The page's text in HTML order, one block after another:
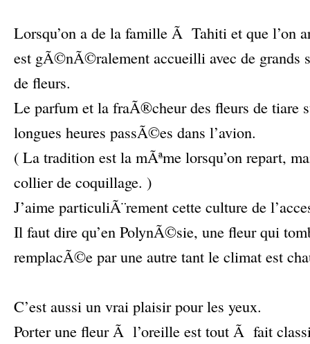
Lorsqu’on a de la famille Ã Tahiti et que
est gÃ©nÃ©ralement accueilli avec de
de fleurs.
Le parfum et la fraÃ®cheur des fleurs de tiare
longues heures passÃ©es dans l’avion.
( La tradition est la mÃªme lorsqu’on repart,
collier de coquillage. )
J’aime particuliÃ¨rement cette culture de
Il faut dire qu’en PolynÃ©sie, une fleur qui
remplacÃ©e par une autre tant le climat est
C’est aussi un vrai plaisir pour les yeux.
Porter une fleur Ã l’oreille est tout Ã fait